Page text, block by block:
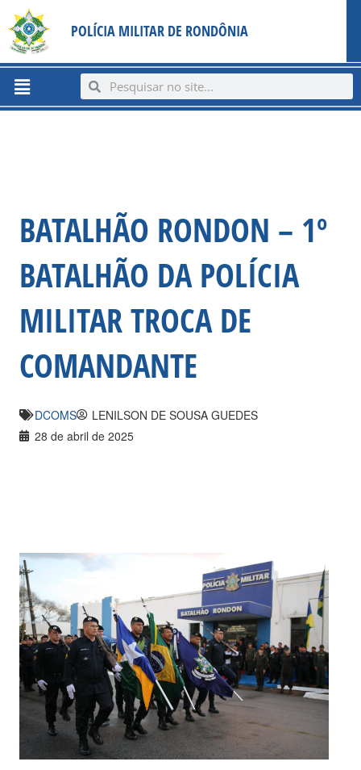
content
para
conteúdo
POLÍCIA MILITAR DE RONDÔNIA
Menu SearchSearch
BATALHÃO RONDON – 1º
BATALHÃO DA POLÍCIA
MILITAR TROCA DE
COMANDANTE
DCOMS
LENILSON DE SOUSA GUEDES
28 de abril de 2025